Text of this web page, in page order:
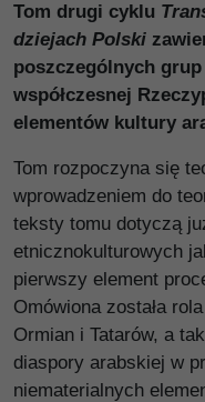
Tom drugi cyklu
dziejach Polski
poszczególnych
współczesnej
elementów kultury
Tom rozpoczyna się
wprowadzeniem do
teksty tomu dotyczą
etnicznokulturowych
pierwszy element
Omówiona została
Ormian i Tatarów, a
diaspory arabskiej w
niematerialnych